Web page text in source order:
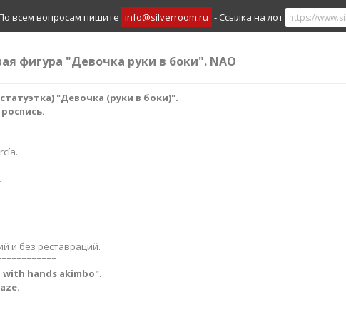
всем вопросам пишите info@silverroom.ru - Ссылка на лот
фигура "Девочка руки в боки". NAO
"Девочка (руки в боки)​".
и без реставраций.
hands akimbo".